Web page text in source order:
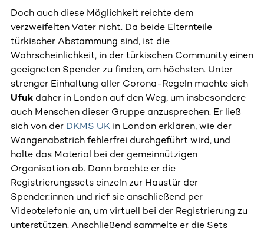
Doch auch diese Möglichkeit reichte dem
verzweifelten Vater nicht. Da beide Elternteile
türkischer Abstammung sind, ist die
Wahrscheinlichkeit, in der türkischen Community einen
geeigneten Spender zu finden, am höchsten. Unter
strenger Einhaltung aller Corona-Regeln machte sich
Ufuk daher in London auf den Weg, um insbesondere
auch Menschen dieser Gruppe anzusprechen. Er ließ
sich von der DKMS UK in London erklären, wie der
Wangenabstrich fehlerfrei durchgeführt wird, und
holte das Material bei der gemeinnützigen
Organisation ab. Dann brachte er die
Registrierungssets einzeln zur Haustür der
Spender:innen und rief sie anschließend per
Videotelefonie an, um virtuell bei der Registrierung zu
unterstützen. Anschließend sammelte er die Sets